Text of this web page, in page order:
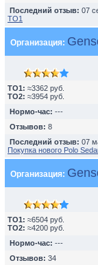
Последний отзыв: 07
ТО1
Организация:
TO1: ≈3362 руб.
TO2: ≈3954 руб.
Нормо-час: ---
Отзывов: 8
Последний отзыв: 07
Покупка нового Polo
Организация:
TO1: ≈6504 руб.
TO2: ≈4200 руб.
Нормо-час: ---
Отзывов: 34